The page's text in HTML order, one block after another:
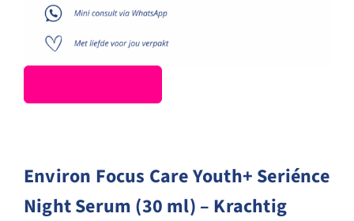
Environ Focus Care Youth+ Seriénce
Night Serum (30 ml) – Krachtig